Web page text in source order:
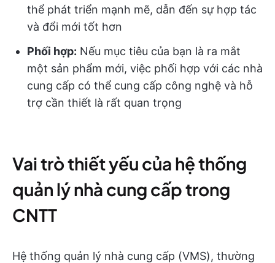
thể phát triển mạnh mẽ, dẫn đến sự hợp tác
và đổi mới tốt hơn
Phối hợp: Nếu mục tiêu của bạn là ra mắt
một sản phẩm mới, việc phối hợp với các nhà
cung cấp có thể cung cấp công nghệ và hỗ
trợ cần thiết là rất quan trọng
Vai trò thiết yếu của hệ thống
quản lý nhà cung cấp trong
CNTT
Hệ thống quản lý nhà cung cấp (VMS), thường